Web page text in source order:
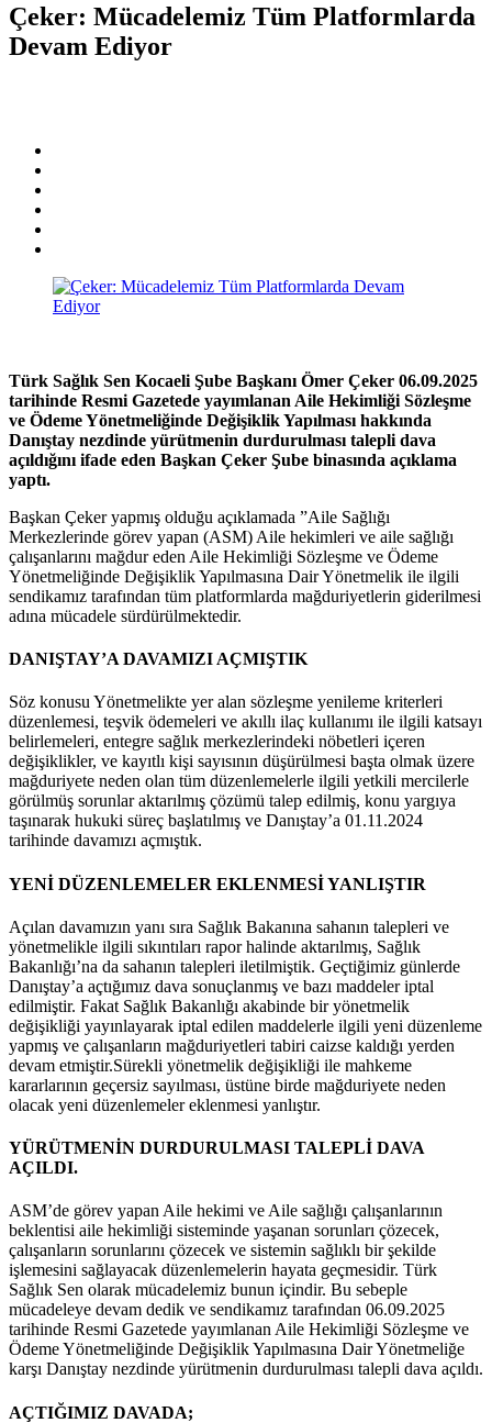
Çeker: Mücadelemiz Tüm Platformlarda
Devam Ediyor
Türk Sağlık Sen Kocaeli Şube Başkanı Ömer Çeker 06.09.2025
tarihinde Resmi Gazetede yayımlanan Aile Hekimliği Sözleşme
ve Ödeme Yönetmeliğinde Değişiklik Yapılması hakkında
Danıştay nezdinde yürütmenin durdurulması talepli dava
açıldığını ifade eden Başkan Çeker Şube binasında açıklama
yaptı.
Başkan Çeker yapmış olduğu açıklamada ”Aile Sağlığı
Merkezlerinde görev yapan (ASM) Aile hekimleri ve aile sağlığı
çalışanlarını mağdur eden Aile Hekimliği Sözleşme ve Ödeme
Yönetmeliğinde Değişiklik Yapılmasına Dair Yönetmelik ile ilgili
sendikamız tarafından tüm platformlarda mağduriyetlerin giderilmesi
adına mücadele sürdürülmektedir.
DANIŞTAY’A DAVAMIZI AÇMIŞTIK
Söz konusu Yönetmelikte yer alan sözleşme yenileme kriterleri
düzenlemesi, teşvik ödemeleri ve akıllı ilaç kullanımı ile ilgili katsayı
belirlemeleri, entegre sağlık merkezlerindeki nöbetleri içeren
değişiklikler, ve kayıtlı kişi sayısının düşürülmesi başta olmak üzere
mağduriyete neden olan tüm düzenlemelerle ilgili yetkili mercilerle
görülmüş sorunlar aktarılmış çözümü talep edilmiş, konu yargıya
taşınarak hukuki süreç başlatılmış ve Danıştay’a 01.11.2024
tarihinde davamızı açmıştık.
YENİ DÜZENLEMELER EKLENMESİ YANLIŞTIR
Açılan davamızın yanı sıra Sağlık Bakanına sahanın talepleri ve
yönetmelikle ilgili sıkıntıları rapor halinde aktarılmış, Sağlık
Bakanlığı’na da sahanın talepleri iletilmiştik. Geçtiğimiz günlerde
Danıştay’a açtığımız dava sonuçlanmış ve bazı maddeler iptal
edilmiştir. Fakat Sağlık Bakanlığı akabinde bir yönetmelik
değişikliği yayınlayarak iptal edilen maddelerle ilgili yeni düzenleme
yapmış ve çalışanların mağduriyetleri tabiri caizse kaldığı yerden
devam etmiştir.Sürekli yönetmelik değişikliği ile mahkeme
kararlarının geçersiz sayılması, üstüne birde mağduriyete neden
olacak yeni düzenlemeler eklenmesi yanlıştır.
YÜRÜTMENİN DURDURULMASI TALEPLİ DAVA
AÇILDI.
ASM’de görev yapan Aile hekimi ve Aile sağlığı çalışanlarının
beklentisi aile hekimliği sisteminde yaşanan sorunları çözecek,
çalışanların sorunlarını çözecek ve sistemin sağlıklı bir şekilde
işlemesini sağlayacak düzenlemelerin hayata geçmesidir. Türk
Sağlık Sen olarak mücadelemiz bunun içindir. Bu sebeple
mücadeleye devam dedik ve sendikamız tarafından 06.09.2025
tarihinde Resmi Gazetede yayımlanan Aile Hekimliği Sözleşme ve
Ödeme Yönetmeliğinde Değişiklik Yapılmasına Dair Yönetmeliğe
karşı Danıştay nezdinde yürütmenin durdurulması talepli dava açıldı.
AÇTIĞIMIZ DAVADA;